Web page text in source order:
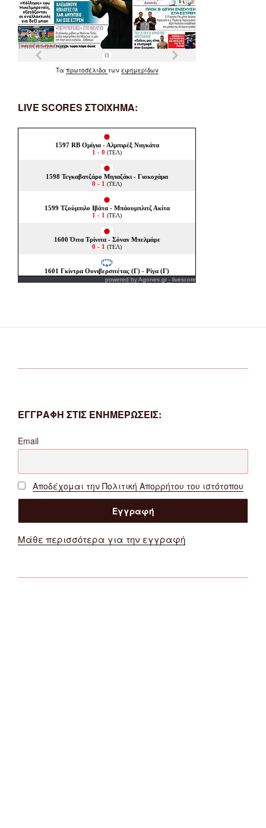
Τα πρωτοσέλιδα των εφημερίδων
LIVE SCORES ΣΤΟΙΧΗΜΑ:
powered byAgones.gr - livescore
ΕΓΓΡΑΦΗ ΣΤΙΣ ΕΝΗΜΕΡΩΣΕΙΣ:
Email
Αποδέχομαι την Πολιτική Απορρήτου του ιστότοπου
Μάθε περισσότερα για την εγγραφή